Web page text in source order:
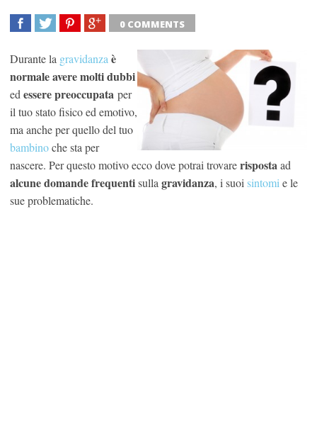
0 COMMENTS
Durante la gravidanza è
normale avere molti dubbi
ed esserepreoccupata per
il tuo stato fisico ed emotivo,
ma anche per quello del tuo
bambinoche sta per
nascere. Per questo motivo ecco dove potrai trovarerispostaad
alcune domande frequentisulla gravidanza, i suoi sintomi e le
sue problematiche.